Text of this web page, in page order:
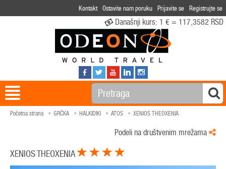
Kontakt Ostavite nam poruku Prijavite se Registrujte se
Današnji kurs: 1 € = 117,3582 RSD
Početna strana GRČKA HALKIDIKI ATOS XENIOS THEOXENIA
Podeli na društvenim mrežama
XENIOS THEOXENIA